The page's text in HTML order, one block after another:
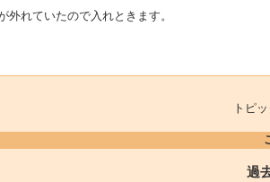
外れていたので入れときます。
トピ
過